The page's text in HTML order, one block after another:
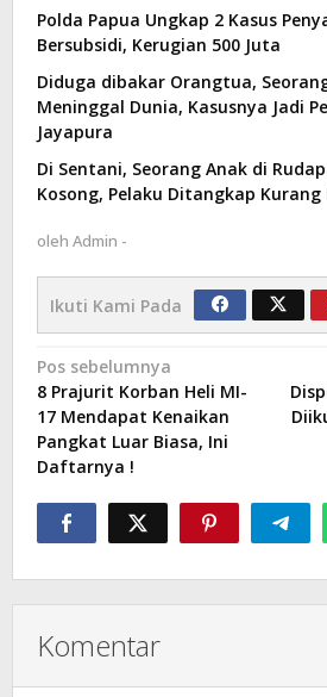
Polda Papua Ungkap 2 Kasus
Bersubsidi, Kerugian 500 Juta
Diduga dibakar Orangtua,
Meninggal Dunia, Kasusnya Jadi
Jayapura
Di Sentani, Seorang Anak di
Kosong, Pelaku Ditangkap Kurang
oleh Admin -
Ikuti Kami Pada
Navigasi
pos
Pos sebelumnya
8 Prajurit Korban Heli MI-
17 Mendapat Kenaikan
Pangkat Luar Biasa, Ini
Daftarnya !
Komentar